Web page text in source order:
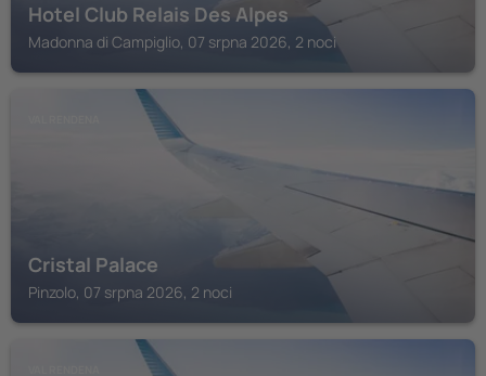
Hotel Club Relais Des Alpes
Madonna di Campiglio, 07 srpna 2026, 2 noci
Cristal Palace
Pinzolo, 07 srpna 2026, 2 noci